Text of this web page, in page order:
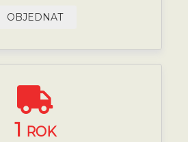
OBJEDNAT
1 ROK